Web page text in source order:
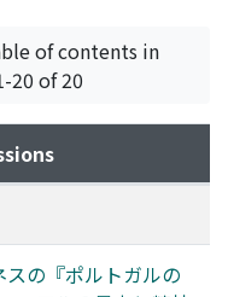
of contents in
20 of 20
の『ポルトガルの